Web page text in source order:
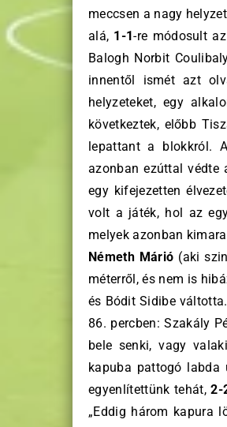
meccsen a nagy
alá, 1-1-re módosult
Balogh Norbit
innentől ismét azt
helyzeteket, egy
következtek, előbb
lepattant a blokkról.
azonban ezúttal védte
egy kifejezetten
volt a játék, hol az
melyek azonban
Németh Márió (aki
méterről, és nem is
és Bódit Sidibe
86. percben: Szakály
bele senki, vagy
kapuba pattogó labda
egyenlítettünk tehát,2-
„Eddig három kapura